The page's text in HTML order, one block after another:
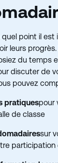
quel point il
leurs
du temps
discuter de
pouvez
pratiquespour
de classe
sur